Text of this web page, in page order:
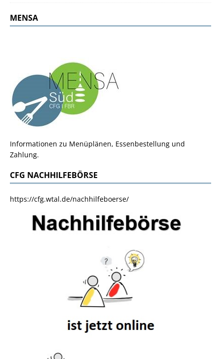
MENSA
Informationen zu Menüplänen, Essenbestellung und
Zahlung.
CFG NACHHILFEBÖRSE
https://cfg.wtal.de/nachhilfeboerse/